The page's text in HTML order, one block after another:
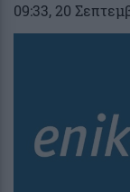
09:33, 20